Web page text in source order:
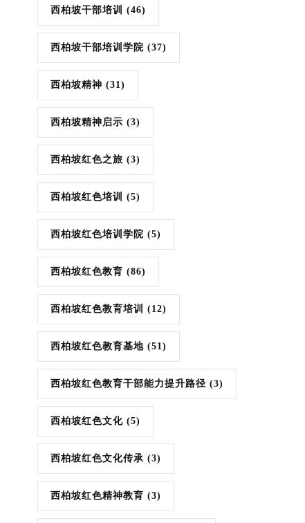
西柏坡干部培训 (46)
西柏坡干部培训学院 (37)
西柏坡精神 (31)
西柏坡精神启示 (3)
西柏坡红色之旅 (3)
西柏坡红色培训 (5)
西柏坡红色培训学院 (5)
西柏坡红色教育 (86)
西柏坡红色教育培训 (12)
西柏坡红色教育基地 (51)
西柏坡红色教育干部能力提升路径 (3)
西柏坡红色文化 (5)
西柏坡红色文化传承 (3)
西柏坡红色精神教育 (3)